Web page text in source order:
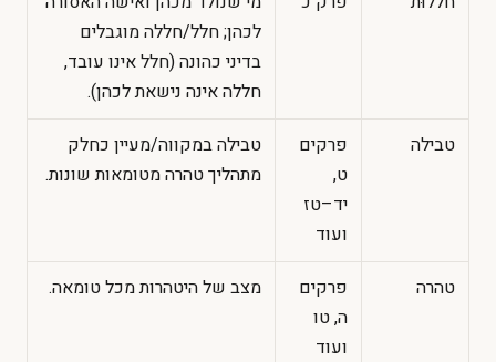
לכהן; חלל/חללה מוגבלים
בדיני כהונה (חלל אינו עובד,
חללה אינה נישאת לכהן).
טבילה
פרקים
ט,
יד–טז
ועוד
טבילה במקווה/מעיין כחלק
מתהליך טהרה מטומאות שונות.
טהרה
פרקים
ה, טו
ועוד
מצב של היטהרות מכל טומאה.